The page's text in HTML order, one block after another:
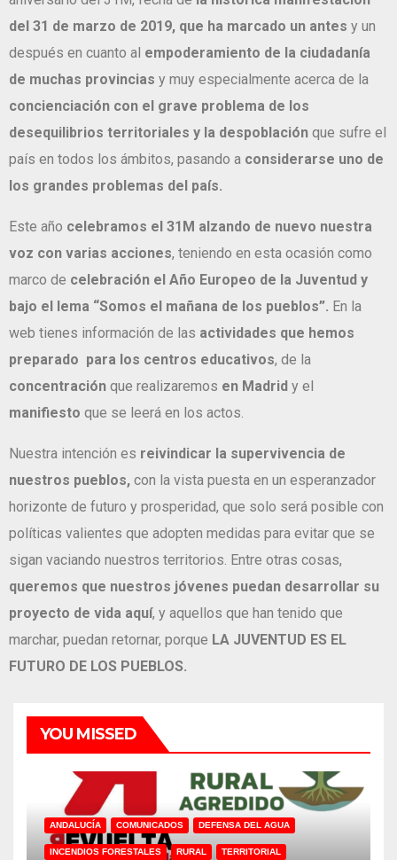
del 31 de marzo de 2019, que ha marcado un antes y un
después en cuanto al empoderamiento de la ciudadanía
de muchas provincias y muy especialmente acerca de la
concienciación con el grave problema de los
desequilibrios territoriales y la despoblación que sufre el
país en todos los ámbitos, pasando a considerarse uno de
los grandes problemas del país.
Este año celebramos el 31M alzando de nuevo nuestra
voz con varias acciones, teniendo en esta ocasión como
marco de celebración el Año Europeo de la Juventud y
bajo el lema “Somos el mañana de los pueblos”. En la
web tienes información de las actividades que hemos
preparado para los centros educativos, de la
concentración que realizaremos en Madrid y el
manifiesto que se leerá en los actos.
Nuestra intención es reivindicar la supervivencia de
nuestros pueblos, con la vista puesta en un esperanzador
horizonte de futuro y prosperidad, que solo será posible con
políticas valientes que adopten medidas para evitar que se
sigan vaciando nuestros territorios. Entre otras cosas,
queremos que nuestros jóvenes puedan desarrollar su
proyecto de vida aquí, y aquellos que han tenido que
marchar, puedan retornar, porque LA JUVENTUD ES EL
FUTURO DE LOS PUEBLOS.
YOU MISSED
ANDALUCÍA COMUNICADOS DEFENSA DEL AGUA
INCENDIOS FORESTALES RURAL TERRITORIAL